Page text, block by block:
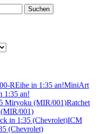
Suchen
MiniArt
1:35 an!
Ratchet
001)
ICM
(Chevrolet)